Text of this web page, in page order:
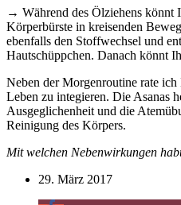
→ Während des Ölziehens könnt
Körperbürste in kreisenden
ebenfalls den Stoffwechsel und
Hautschüppchen. Danach könnt
Neben der Morgenroutine rate
Leben zu integieren. Die Asanas
Ausgeglichenheit und die
Reinigung des Körpers.
Mit welchen Nebenwirkungen
29. März 2017